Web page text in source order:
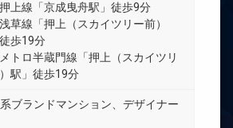
上線「京成曳舟駅」徒歩9分
草線「押上（スカイツリー前）
歩19分
トロ半蔵門線「押上（スカイツリ
駅」徒歩19分
系ブランドマンション、デザイナー